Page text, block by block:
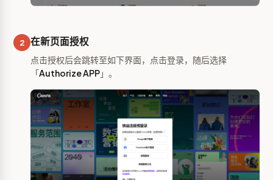
2 在新页面授权
点击授权后会跳转至如下界面，点击登录，随后选择
「Authorize APP 」。